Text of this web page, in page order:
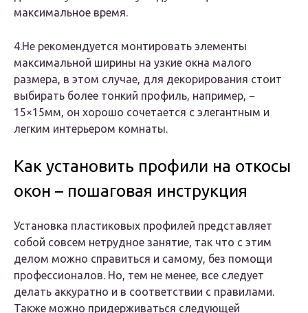
максимальное время.
4.Не рекомендуется монтировать элементы
максимальной ширины на узкие окна малого
размера, в этом случае, для декорирования стоит
выбирать более тонкий профиль, например, −
15×15мм, он хорошо сочетается с элегантным и
легким интерьером комнаты.
Как установить профили на откосы
окон – пошаговая инструкция
Установка пластиковых профилей представляет
собой совсем нетрудное занятие, так что с этим
делом можно справиться и самому, без помощи
профессионалов. Но, тем не менее, все следует
делать аккуратно и в соответствии с правилами.
Также можно придерживаться следующей